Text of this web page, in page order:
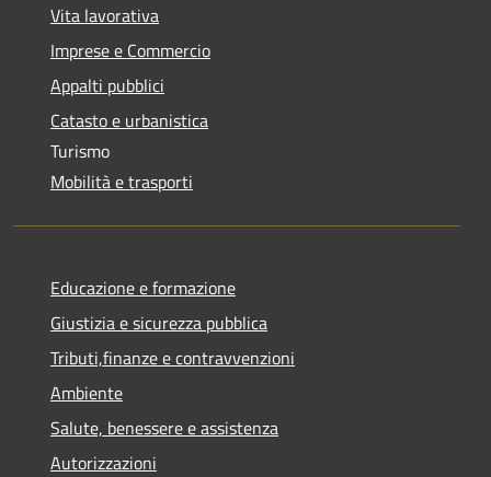
Vita lavorativa
Imprese e Commercio
Appalti pubblici
Catasto e urbanistica
Turismo
Mobilità e trasporti
Educazione e formazione
Giustizia e sicurezza pubblica
Tributi,finanze e contravvenzioni
Ambiente
Salute, benessere e assistenza
Autorizzazioni